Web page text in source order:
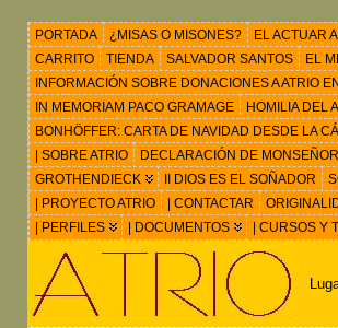
PORTADA ¿MISAS O MISONES?
EL ACTUAR
CARRITO
TIENDA SALVADOR SANTOS
EL
INFORMACIÓN SOBRE DONACIONES A ATRIO
IN MEMORIAM PACO GRAMAGE
HOMILIA DEL
BONHÖFFER: CARTA DE NAVIDAD DESDE LA
| SOBRE ATRIO
DECLARACIÓN DE
GROTHENDIECK
II DIOS ES EL SOÑADOR
| PROYECTO ATRIO
| CONTACTAR
| PERFILES
| DOCUMENTOS | CURSOS Y